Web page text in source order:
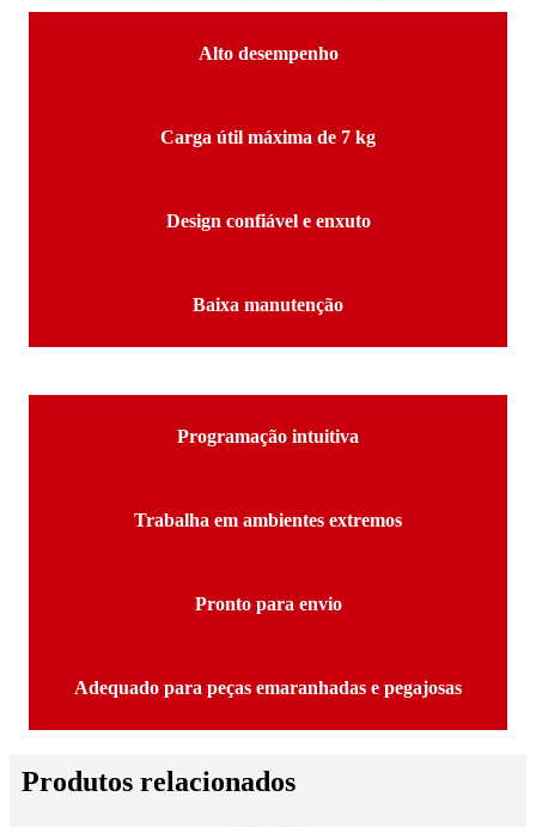
Alto desempenho
Carga útil máxima de 7 kg
Design confiável e enxuto
Baixa manutenção
Programação intuitiva
Trabalha em ambientes extremos
Pronto para envio
Adequado para peças emaranhadas e pegajosas
Produtos relacionados